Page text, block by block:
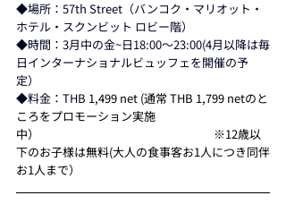
◆場所：57th Street（バンコク・マリオット・
ホテル・スクンビット ロビー階）
◆時間：3月中の金~日18:00～23:00(4月以降は毎
日インターナショナルビュッフェを開催の予
定）
◆料金：THB 1,499 net (通常 THB 1,799 netのと
ころをプロモーション実施
中）　　　　　　　　　　　　　　　※12歳以
下のお子様は無料(大人の食事客お1人につき同伴
お1人まで）